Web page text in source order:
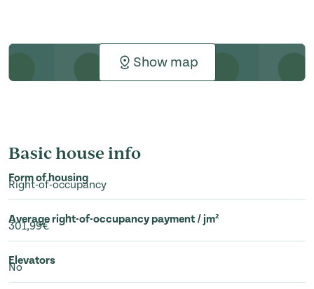
Show map
Basic house info
Form of housing
Right-of-occupancy
Average right-of-occupancy payment / jm²
301,99€
Elevators
No